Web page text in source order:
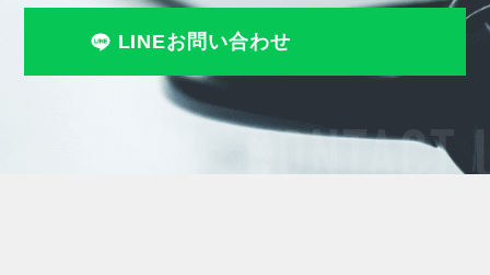
CONTACT
LINEお問い合わせ